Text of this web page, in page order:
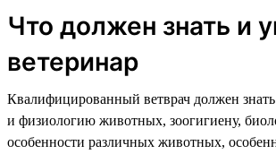
Что должен знать и
ветеринар
Квалифицированный ветврач должен
и физиологию животных, зоогигиену,
особенности различных животных,